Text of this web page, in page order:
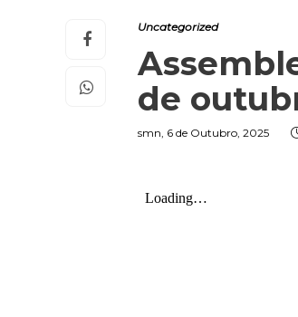
Uncategorized
de
smn, 6 de Outubro, 2025